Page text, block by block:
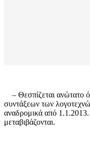
– Θεσπίζεται ανώτατο
συντάξεων των
αναδρομικά από 1.1.2013.
μεταβιβάζονται.